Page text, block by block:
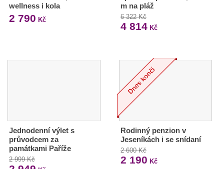
wellness i kola
2 790 Kč
m na pláž
6 322 Kč
4 814Kč
Jednodenní výlet s
průvodcem za
památkami Paříže
2 999 Kč
Rodinný penzion v
Jeseníkách i se snídaní
2 600 Kč
2 190 Kč